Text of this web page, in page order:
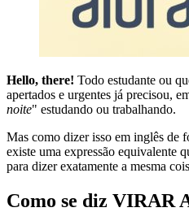
Hello, there! Todo estudante ou
apertados e urgentes já precisou,
noite" estudando ou trabalhando.
Mas como dizer isso em inglês de
existe uma expressão equivalente
para dizer exatamente a mesma
Como se diz VIRAR